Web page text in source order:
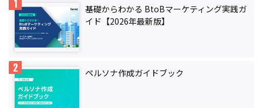
基礎からわかる BtoBマーケティング実践ガ
イド【2026年最新版】
ペルソナ作成ガイドブック